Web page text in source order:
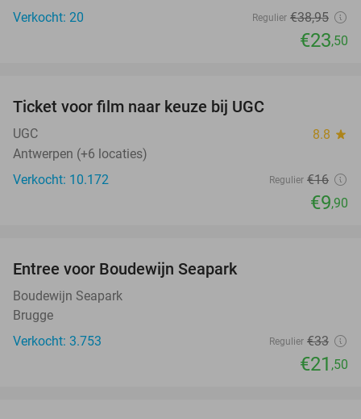
Verkocht: 20
Regulier €38,95
€23,50
TODAY
Ticket voor film naar keuze bij UGC
UGC 8.8 star
Antwerpen (+6 locaties)
Verkocht: 10.172
Regulier €16
€9,90
Entree voor Boudewijn Seapark
Boudewijn Seapark
Brugge
Verkocht: 3.753
Regulier €33
€21 ,50